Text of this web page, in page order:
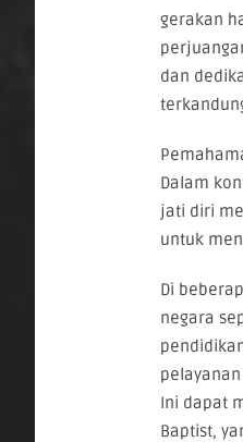
gerakan
dan
Dalam
jati diri
untuk
Di
negara
Ini dapat
Baptist,